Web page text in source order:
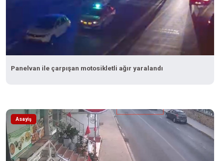
Panelvan ile çarpışan motosikletli ağır yaralandı
Asayiş